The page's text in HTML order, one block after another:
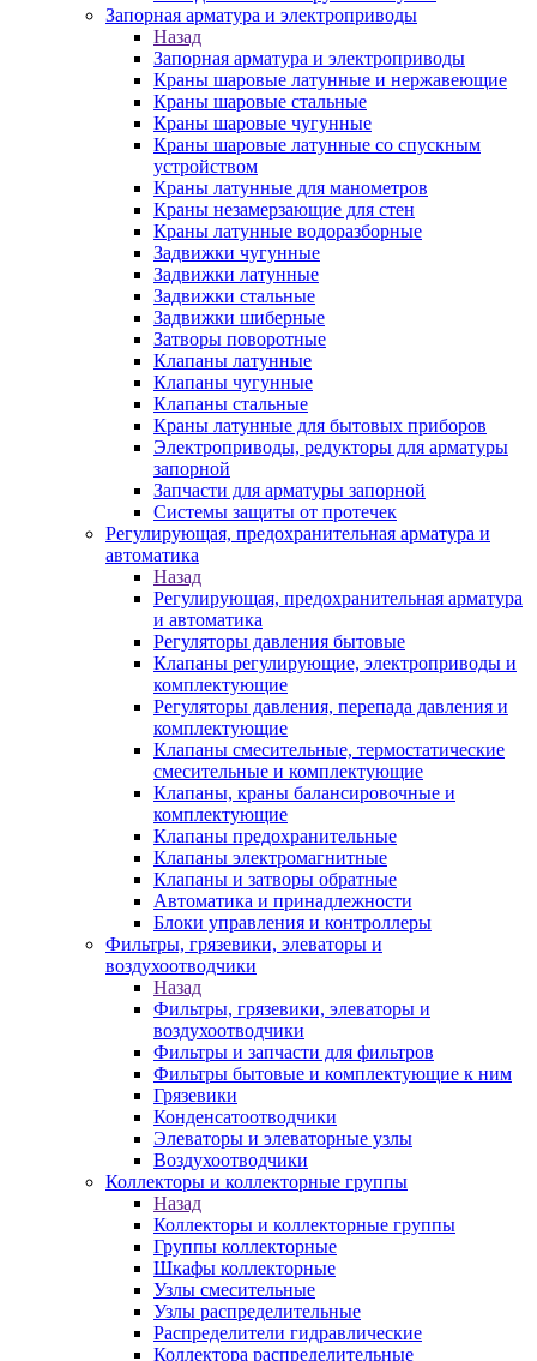
Запорная арматура и электроприводы
Назад
Запорная арматура и электроприводы
Краны шаровые латунные и нержавеющие
Краны шаровые стальные
Краны шаровые чугунные
Краны шаровые латунные со спускным
устройством
Краны латунные для манометров
Краны незамерзающие для стен
Краны латунные водоразборные
Задвижки чугунные
Задвижки латунные
Задвижки стальные
Задвижки шиберные
Затворы поворотные
Клапаны латунные
Клапаны чугунные
Клапаны стальные
Краны латунные для бытовых приборов
Электроприводы, редукторы для арматуры
запорной
Запчасти для арматуры запорной
Системы защиты от протечек
Регулирующая, предохранительная арматура и
автоматика
Назад
Регулирующая, предохранительная арматура
и автоматика
Регуляторы давления бытовые
Клапаны регулирующие, электроприводы и
комплектующие
Регуляторы давления, перепада давления и
комплектующие
Клапаны смесительные, термостатические
смесительные и комплектующие
Клапаны, краны балансировочные и
комплектующие
Клапаны предохранительные
Клапаны электромагнитные
Клапаны и затворы обратные
Автоматика и принадлежности
Блоки управления и контроллеры
Фильтры, грязевики, элеваторы и
воздухоотводчики
Назад
Фильтры, грязевики, элеваторы и
воздухоотводчики
Фильтры и запчасти для фильтров
Фильтры бытовые и комплектующие к ним
Грязевики
Конденсатоотводчики
Элеваторы и элеваторные узлы
Воздухоотводчики
Коллекторы и коллекторные группы
Назад
Коллекторы и коллекторные группы
Группы коллекторные
Шкафы коллекторные
Узлы смесительные
Узлы распределительные
Распределители гидравлические
Коллектора распределительные